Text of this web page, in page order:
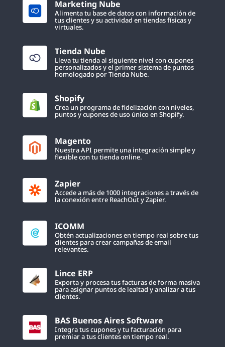
Marketing Nube
Alimenta tu base de datos con información de
tus clientes y su actividad en tiendas físicas y
virtuales.
Tienda Nube
Lleva tu tienda al siguiente nivel con cupones
personalizados y el primer sistema de puntos
homologado por Tienda Nube.
Shopify
Crea un programa de fidelización con niveles,
puntos y cupones de uso único en Shopify.
Magento
Nuestra API permite una integración simple y
flexible con tu tienda online.
Zapier
Accede a más de 1000 integraciones a través de
la conexión entre ReachOut y Zapier.
ICOMM
Obtén actualizaciones en tiempo real sobre tus
clientes para crear campañas de email
relevantes.
Lince ERP
Exporta y procesa tus facturas de forma masiva
para asignar puntos de lealtad y analizar a tus
clientes.
BAS Buenos Aires Software
Integra tus cupones y tu facturación para
premiar a tus clientes en tiempo real.